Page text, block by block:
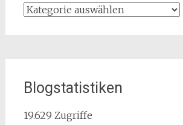
Kategorien
Blogstatistiken
19.629 Zugriffe